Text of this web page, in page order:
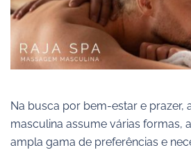
Na busca por bem-estar e prazer,
masculina assume várias formas,
ampla gama de preferências e